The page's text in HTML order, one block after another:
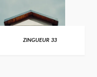
ZINGUEUR 33